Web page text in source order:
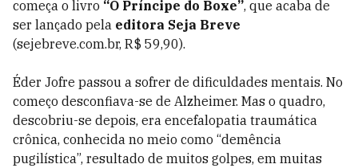
começa o livro “O Príncipe do Boxe”, que acaba de
ser lançado pela editora Seja Breve
(sejebreve.com.br, R$ 59,90).
Éder Jofre passou a sofrer de dificuldades mentais. No
começo desconfiava-se de Alzheimer. Mas o quadro,
descobriu-se depois, era encefalopatia traumática
crônica, conhecida no meio como “demência
pugilística”, resultado de muitos golpes, em muitas